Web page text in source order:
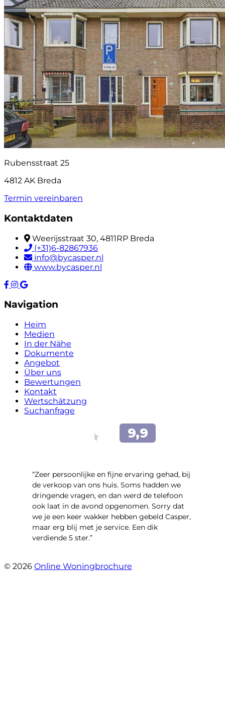
Rubensstraat 25
4812 AK Breda
Termin vereinbaren
Kontaktdaten
Weerijsstraat 30, 4811RP Breda
(+31)6-82867936
info@bycasper.nl
www.bycasper.nl
Navigation
Heim
Medien
In der Nähe
Dokumente
Angebot
Über uns
Bewertungen
Kontakt
Wertschätzung
Suchanfrage
“Zeer persoonlijke en fijne ervaring gehad, bij
de verkoop van ons huis. Soms hadden we
dringende vragen, en dan werd de telefoon
ook laat in de avond opgenomen. Sorry dat
we je een keer wakker hebben gebeld Casper,
maar erg blij met je service. Een dik
verdiende 5 ster.”
© 2026 Online Woningbrochure